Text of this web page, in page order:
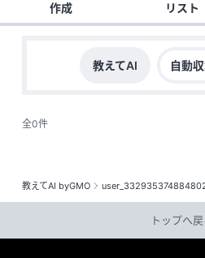
教えてAI byGMO
作成 リスト
教えてAI 自動
全0件
トップへ戻